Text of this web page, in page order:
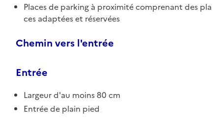
Places de parking à proximité comprenant des pla
ces adaptées et réservées
Chemin vers l'entrée
Entrée
Largeur d'au moins 80 cm
Entrée de plain pied